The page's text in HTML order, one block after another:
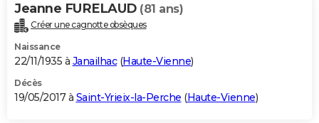
Jeanne FURELAUD (81 ans)
Créer une cagnotte obsèques
Naissance
22/11/1935 à Janailhac(Haute-Vienne)
Décès
19/05/2017 à Saint-Yrieix-la-Perche (Haute-Vienne)